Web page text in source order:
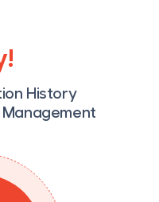
History